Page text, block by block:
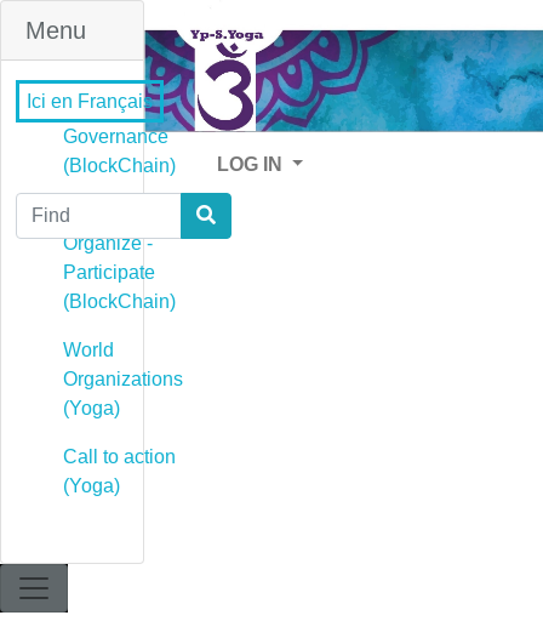
Menu
Governance
(BlockChain)
Governance -
Organize -
Participate
(BlockChain)
World
Organizations
(Yoga)
Call to action
(Yoga)
Ici en Français
LOG IN
Find